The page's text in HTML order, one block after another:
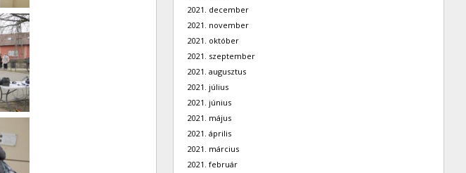
2021. december
2021. november
2021. október
2021. szeptember
2021. augusztus
2021. július
2021. június
2021. május
2021. április
2021. március
2021. február